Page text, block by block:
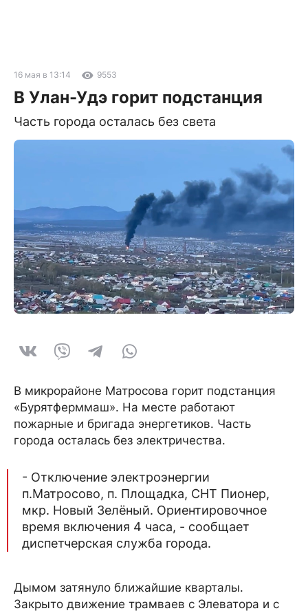
16 мая в 13:14 9553
В Улан-Удэ горит подстанция
Часть города осталась без света
В микрорайоне Матросова горит подстанция
«Бурятферммаш». На месте работают
пожарные и бригада энергетиков. Часть
города осталась без электричества.
- Отключение электроэнергии
п.Матросово, п. Площадка, СНТ Пионер,
мкр. Новый Зелёный. Ориентировочное
время включения 4 часа, - сообщает
диспетчерская служба города.
Дымом затянуло ближайшие кварталы.
Закрыто движение трамваев с Элеватора и с